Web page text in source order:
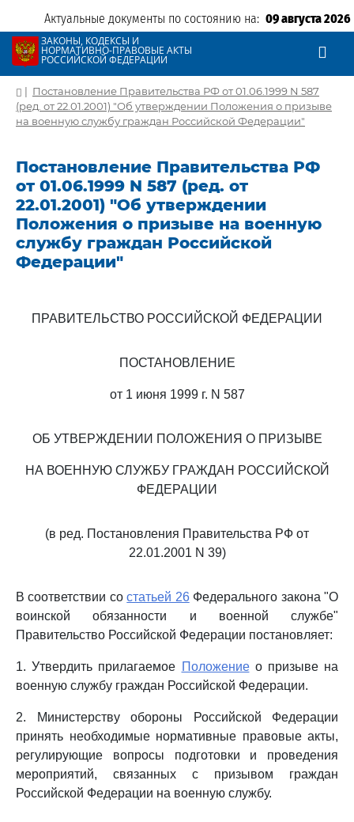
Актуальные документы по состоянию на: 09 августа 2026
ЗАКОНЫ, КОДЕКСЫ И
НОРМАТИВНО-ПРАВОВЫЕ АКТЫ
РОССИЙСКОЙ ФЕДЕРАЦИИ
| Постановление Правительства РФ от 01.06.1999 N 587
(ред. от 22.01.2001) "Об утверждении Положения о призыве
на военную службу граждан Российской Федерации"
Постановление Правительства РФ
от 01.06.1999 N 587 (ред. от
22.01.2001) "Об утверждении
Положения о призыве на военную
службу граждан Российской
Федерации"
ПРАВИТЕЛЬСТВО РОССИЙСКОЙ ФЕДЕРАЦИИ
ПОСТАНОВЛЕНИЕ
от 1 июня 1999 г. N 587
ОБ УТВЕРЖДЕНИИ ПОЛОЖЕНИЯ О ПРИЗЫВЕ
НА ВОЕННУЮ СЛУЖБУ ГРАЖДАН РОССИЙСКОЙ
ФЕДЕРАЦИИ
(в ред. Постановления Правительства РФ от
22.01.2001 N 39)
В соответствии состатьей 26Федерального закона "О
воинской обязанности и военной службе"
Правительство Российской Федерации постановляет:
1. Утвердить прилагаемое Положениео призыве на
военную службу граждан Российской Федерации.
2. Министерству обороны Российской Федерации
принять необходимые нормативные правовые акты,
регулирующие вопросы подготовки и проведения
мероприятий, связанных с призывом граждан
Российской Федерации на военную службу.